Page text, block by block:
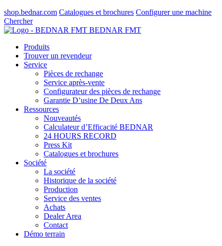
shop.bednar.com Catalogues et brochures Configurer une machine
Chercher
BEDNAR FMT
Produits
Trouver un revendeur
Service
Pièces de rechange
Service après-vente
Configurateur des pièces de rechange
Garantie D’usine De Deux Ans
Ressources
Nouveautés
Calculateur d’Efficacité BEDNAR
24 HOURS RECORD
Press Kit
Catalogues et brochures
Société
La société
Historique de la société
Production
Service des ventes
Achats
Dealer Area
Contact
Démo terrain